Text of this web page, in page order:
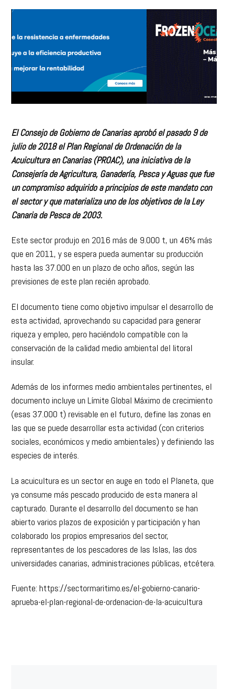
El Consejo de Gobierno de Canarias aprobó el pasado 9 de
julio de 2018 el Plan Regional de Ordenación de la
Acuicultura en Canarias (PROAC), una iniciativa de la
Consejería de Agricultura, Ganadería, Pesca y Aguas que fue
un compromiso adquirido a principios de este mandato con
el sector y que materializa uno de los objetivos de la Ley
Canaria de Pesca de 2003.
Este sector produjo en 2016 más de 9.000 t, un 46% más
que en 2011, y se espera pueda aumentar su producción
hasta las 37.000 en un plazo de ocho años, según las
previsiones de este plan recién aprobado.
El documento tiene como objetivo impulsar el desarrollo de
esta actividad, aprovechando su capacidad para generar
riqueza y empleo, pero haciéndolo compatible con la
conservación de la calidad medio ambiental del litoral
insular.
Además de los informes medio ambientales pertinentes, el
documento incluye un Límite Global Máximo de crecimiento
(esas 37.000 t) revisable en el futuro, define las zonas en
las que se puede desarrollar esta actividad (con criterios
sociales, económicos y medio ambientales) y definiendo las
especies de interés.
La acuicultura es un sector en auge en todo el Planeta, que
ya consume más pescado producido de esta manera al
capturado. Durante el desarrollo del documento se han
abierto varios plazos de exposición y participación y han
colaborado los propios empresarios del sector,
representantes de los pescadores de las Islas, las dos
universidades canarias, administraciones públicas, etcétera.
Fuente: https://sectormaritimo.es/el-gobierno-canario-
aprueba-el-plan-regional-de-ordenacion-de-la-acuicultura